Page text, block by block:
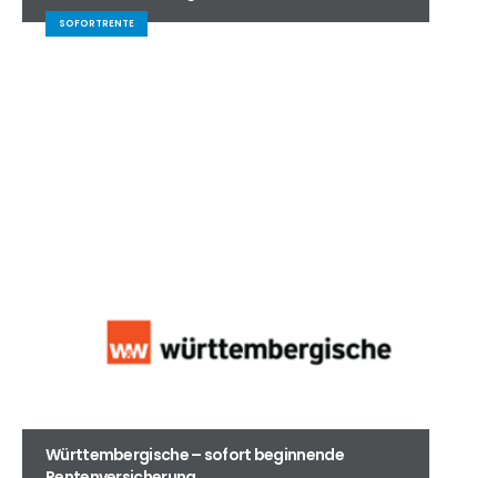
SOFORTRENTE
Württembergische – sofort beginnende